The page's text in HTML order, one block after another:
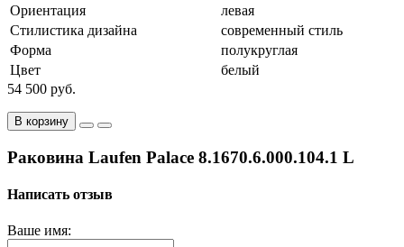
Ориентация
левая
Стилистика дизайна
современный стиль
Форма
полукруглая
Цвет
белый
54 500 руб.
В корзину
Раковина Laufen Palace 8.1670.6.000.104.1 L
Написать отзыв
Ваше имя: